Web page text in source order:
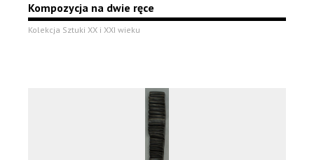
Kompozycja na dwie ręce
Kolekcja Sztuki XX i XXI wieku